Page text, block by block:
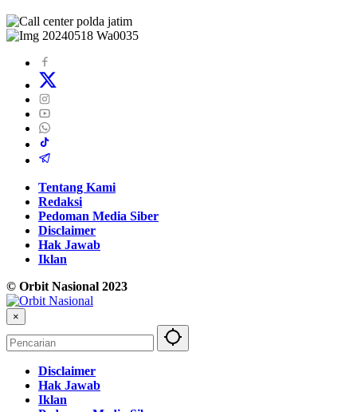
Tentang Kami
Redaksi
Pedoman Media Siber
Disclaimer
Hak Jawab
Iklan
© Orbit Nasional 2023
×
Disclaimer
Hak Jawab
Iklan